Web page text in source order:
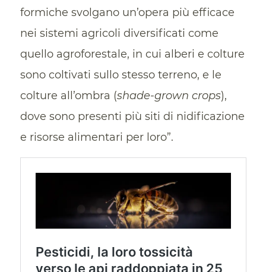
formiche svolgano un’opera più efficace
nei sistemi agricoli diversificati come
quello agroforestale, in cui alberi e colture
sono coltivati sullo stesso terreno, e le
colture all’ombra (shade-grown crops),
dove sono presenti più siti di nidificazione
e risorse alimentari per loro”.